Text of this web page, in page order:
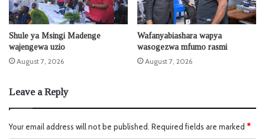
Shule ya Msingi Madenge
wajengewa uzio
August 7, 2026
Wafanyabiashara wapya
wasogezwa mfumo rasmi
August 7, 2026
Leave a Reply
Your email address will not be published. Required fields are marked *